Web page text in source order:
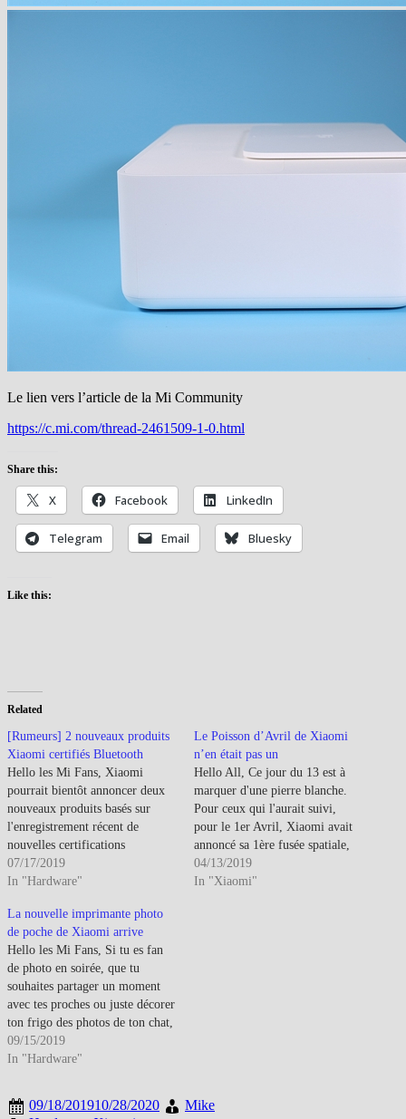
Le lien vers l’article de la Mi Community
https://c.mi.com/thread-2461509-1-0.html
Share this:
X Facebook LinkedIn
Telegram Email Bluesky
Like this:
Related
[Rumeurs] 2 nouveaux produits
Xiaomi certifiés Bluetooth
Hello les Mi Fans, Xiaomi
pourrait bientôt annoncer deux
nouveaux produits basés sur
l'enregistrement récent de
nouvelles certifications
Bluetooth repérées sur le site
officiel du consortium Bluetooth
nouvelle imprimante photo
portable et le deuxième des
nouveaux écouteurs Mi True
Wireless (Air Dots Pro chez
nous)…
07/17/2019
In "Hardware"
Le Poisson d’Avril de Xiaomi
n’en était pas un
Hello All, Ce jour du 13 est à
marquer d'une pierre blanche.
Pour ceux qui l'aurait suivi,
pour le 1er Avril, Xiaomi avait
annoncé sa 1ère fusée spatiale,
la Xiaomi No.1 Rocket. Au
final, ce n'est pas un poisson
04/13/2019
In "Xiaomi"
La nouvelle imprimante photo
de poche de Xiaomi arrive
Hello les Mi Fans, Si tu es fan
de photo en soirée, que tu
souhaites partager un moment
avec tes proches ou juste décorer
ton frigo des photos de ton chat,
Xiaomi, comme d'habitude
pense à toi. En effet, Xiaomi
Photo Printer, ou imprimante…
09/15/2019
In "Hardware"
09/18/201910/28/2020
Mike